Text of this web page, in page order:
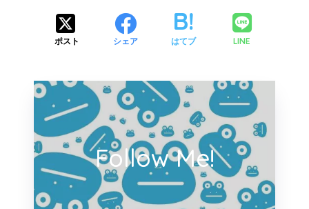
ポスト シェア はてブ LINE
Follow Me!